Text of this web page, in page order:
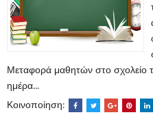
Μεταφορά μαθητών στο σχολείο
ημέρα...
Κοινοποίηση: